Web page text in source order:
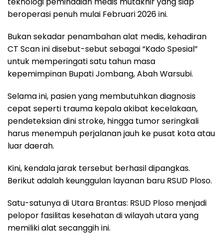
beroperasi penuh mulai Februari 2026 ini.
Bukan sekadar penambahan alat medis, kehadiran
CT Scan ini disebut-sebut sebagai “Kado Spesial”
untuk memperingati satu tahun masa
kepemimpinan Bupati Jombang, Abah Warsubi.
Selama ini, pasien yang membutuhkan diagnosis
cepat seperti trauma kepala akibat kecelakaan,
pendeteksian dini stroke, hingga tumor seringkali
harus menempuh perjalanan jauh ke pusat kota atau
luar daerah.
Kini, kendala jarak tersebut berhasil dipangkas.
Berikut adalah keunggulan layanan baru RSUD Ploso.
Satu-satunya di Utara Brantas: RSUD Ploso menjadi
pelopor fasilitas kesehatan di wilayah utara yang
memiliki alat secanggih ini.